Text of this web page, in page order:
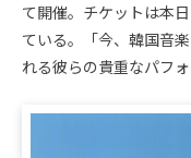
て開催。チケットは本
ている。「今、韓国音
れる彼らの貴重なパフ